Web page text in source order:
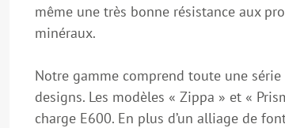
même une très bonne résistance aux
minéraux.
Notre gamme comprend toute une
designs. Les modèles « Zippa » et «
charge E600. En plus d’un alliage de